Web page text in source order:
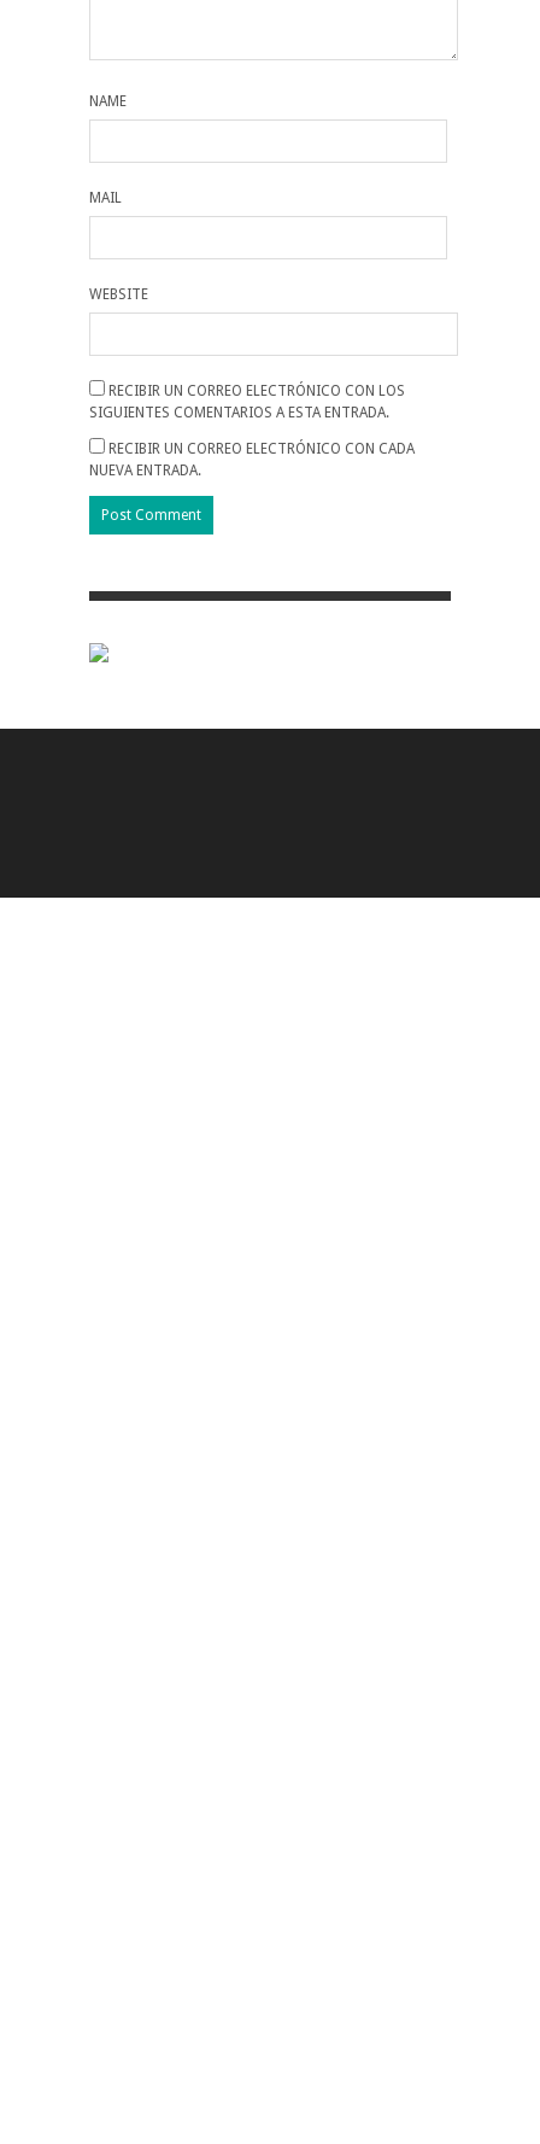
NAME
MAIL
WEBSITE
RECIBIR UN CORREO ELECTRÓNICO CON LOS
SIGUIENTES COMENTARIOS A ESTA ENTRADA.
RECIBIR UN CORREO ELECTRÓNICO CON CADA
NUEVA ENTRADA.